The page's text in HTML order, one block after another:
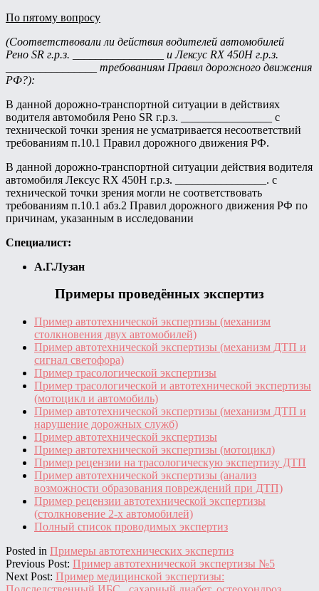
По пятому вопросу
(Соответствовали ли действия водителей автомобилей
Рено SR г.р.з. ________________ и Лексус RX450Hг.р.з.
________________ требованиям Правил дорожного движения
РФ?):
В данной дорожно-транспортной ситуации в действиях
водителя автомобиля Рено SR г.р.з. ________________ с
технической точки зрения не усматривается несоответствий
требованиям п.10.1 Правил дорожного движения РФ.
В данной дорожно-транспортной ситуации действия водителя
автомобиля Лексус RX 450Н г.р.з. ________________. с
технической точки зрения могли не соответствовать
требованиям п.10.1 абз.2 Правил дорожного движения РФ по
причинам, указанным в исследовании
Специалист:
А.Г.Лузан
Примеры проведённых экспертиз
Пример автотехнической экспертизы (механизм
столкновения двух автомобилей)
Пример автотехнической экспертизы (механизм ДТП и
сигнал светофора)
Пример трасологической экспертизы
Пример трасологической и автотехнической экспертизы
(мотоцикл и автомобиль)
Пример автотехнической экспертизы (механизм ДТП и
нарушение дорожных служб)
Пример автотехнической экспертизы
Пример автотехнической экспертизы (мотоцикл)
Пример рецензии на трасологическую экспертизу ДТП
Пример автотехнической экспертизы (анализ
возможности образования повреждений при ДТП)
Пример рецензии автотехнической экспертизы
(столкновение 2-х автомобилей)
Полный список проводимых экспертиз
Posted in Примеры автотехнических экспертиз
Previous Post: Пример автотехнической экспертизы №5
Next Post: Пример медицинской экспертизы: